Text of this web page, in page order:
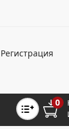
Регистрация
0